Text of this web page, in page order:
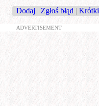
Dodaj | Zgłoś błąd |
ADVERTISEMENT